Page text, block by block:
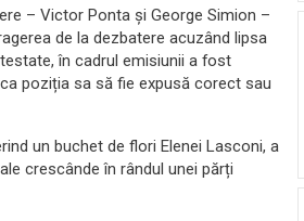
– Victor Ponta și George Simion –
de la dezbatere acuzând lipsa
în cadrul emisiunii a fost
poziția sa să fie expusă corect sau
un buchet de flori Elenei Lasconi, a
crescânde în rândul unei părți